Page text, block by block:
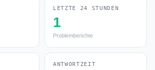
LETZTE 24 STUNDEN
1
Problemberichte
ANTWORTZEIT